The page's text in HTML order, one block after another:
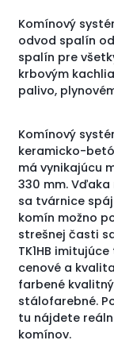
Komínový
odvod spalín
spalín pre
krbovým
palivo,
Komínový
keramicko-
má vynikajúcu
330 mm.
sa tvárnice
komín možno
strešnej časti
TK1HB
cenové a
farbené
stálofarebné.
tu nájdete
komínov.